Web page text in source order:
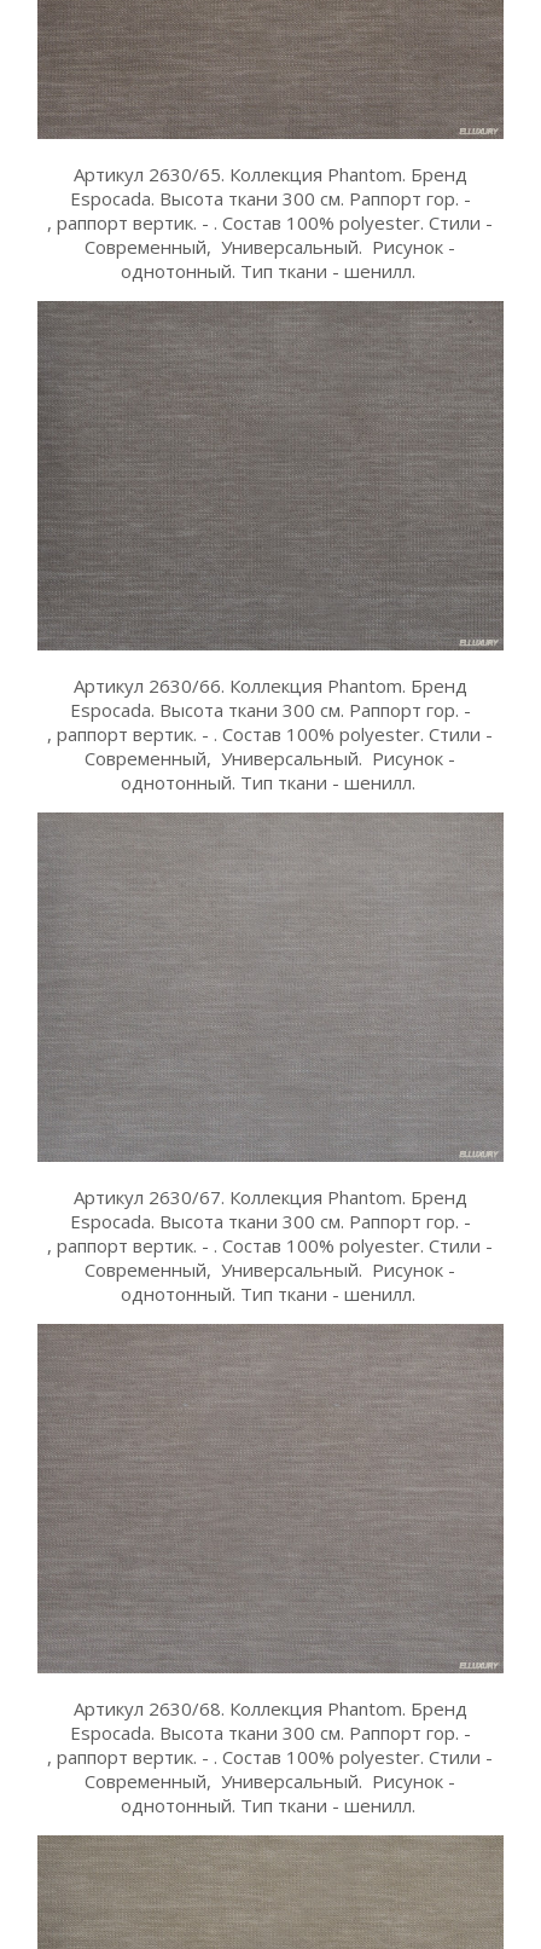
Артикул 2630/65. Коллекция Phantom. Бренд
Espocada. Высота ткани 300 см. Раппорт гор. -
, раппорт вертик. - . Состав 100% polyester. Стили -
Современный, Универсальный. Рисунок -
однотонный. Тип ткани - шенилл.
Артикул 2630/66. Коллекция Phantom. Бренд
Espocada. Высота ткани 300 см. Раппорт гор. -
, раппорт вертик. - . Состав 100% polyester. Стили -
Современный, Универсальный. Рисунок -
однотонный. Тип ткани - шенилл.
Артикул 2630/67. Коллекция Phantom. Бренд
Espocada. Высота ткани 300 см. Раппорт гор. -
, раппорт вертик. - . Состав 100% polyester. Стили -
Современный, Универсальный. Рисунок -
однотонный. Тип ткани - шенилл.
Артикул 2630/68. Коллекция Phantom. Бренд
Espocada. Высота ткани 300 см. Раппорт гор. -
, раппорт вертик. - . Состав 100% polyester. Стили -
Современный, Универсальный. Рисунок -
однотонный. Тип ткани - шенилл.